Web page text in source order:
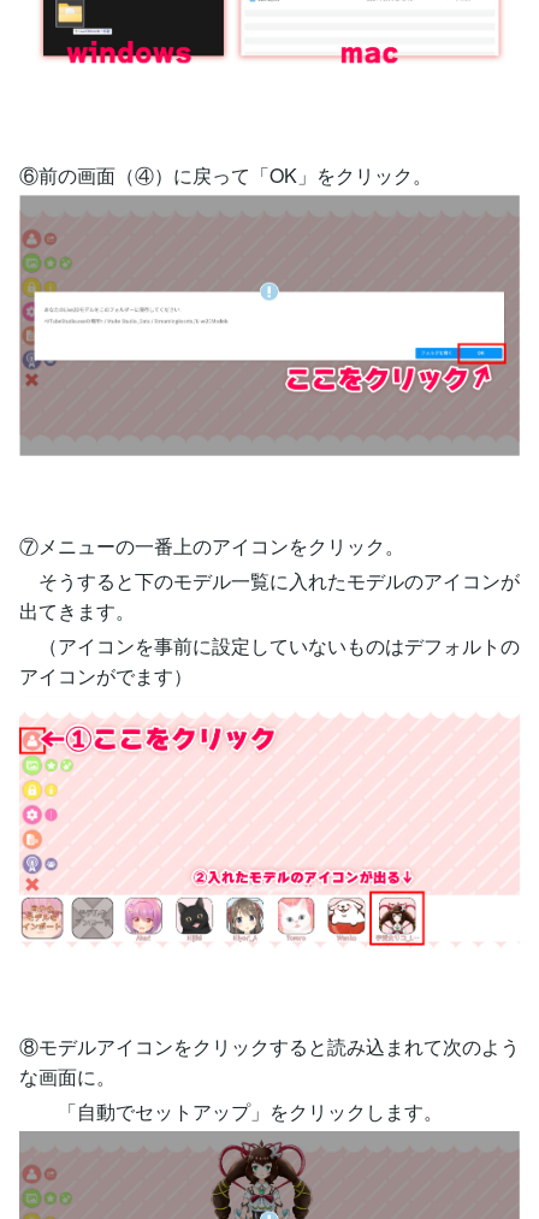
⑥前の画面（④）に戻って「OK」をクリック。
⑦メニューの一番上のアイコンをクリック。
そうすると下のモデル一覧に入れたモデルのアイコンが
出てきます。
（アイコンを事前に設定していないものはデフォルトの
アイコンがでます）
⑧モデルアイコンをクリックすると読み込まれて次のよう
な画面に。
「自動でセットアップ」をクリックします。